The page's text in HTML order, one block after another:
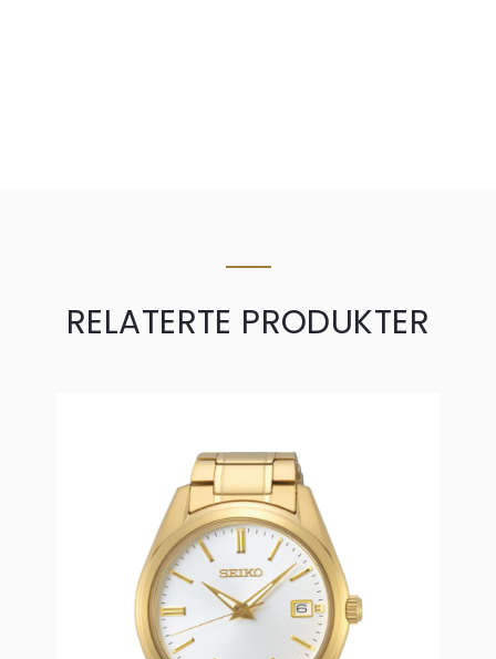
RELATERTE PRODUKTER